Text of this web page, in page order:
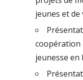
jeunes et
coopération
jeunesse en